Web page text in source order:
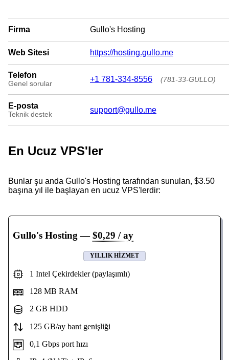
Firma Gullo's Hosting
Web Sitesi https://hosting.gullo.me
Telefon
Genel sorular
+1 781-334-8556 (781-33-GULLO)
E-posta
Teknik destek
support@gullo.me
En Ucuz VPS'ler
Bunlar şu anda Gullo's Hosting tarafından sunulan, $3.50
başına yıl ile başlayan en ucuz VPS'lerdir:
Gullo's Hosting —$0,29 / ay
YILLIK HIZMET
1 Intel Çekirdekler (paylaşımlı)
128 MB RAM
2 GB HDD
125 GB/ay bant genişliği
0,1 Gbps port hızı